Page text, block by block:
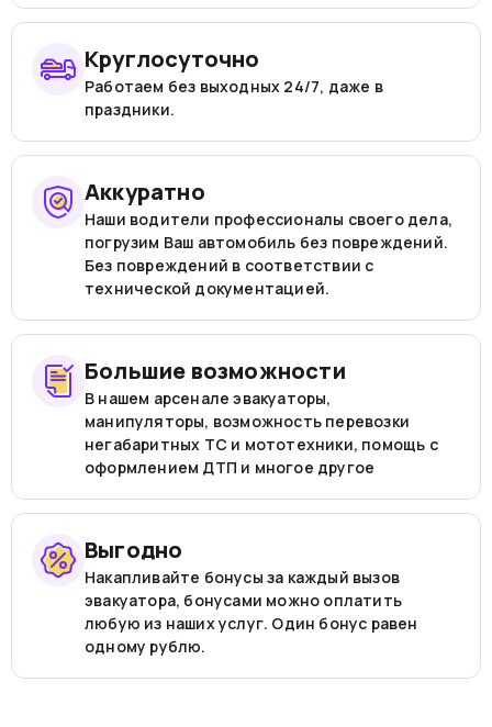
Круглосуточно
Работаем без выходных 24/7, даже в
праздники.
Аккуратно
Наши водители профессионалы своего дела,
погрузим Ваш автомобиль без повреждений.
Без повреждений в соответствии с
технической документацией.
Большие возможности
В нашем арсенале эвакуаторы,
манипуляторы, возможность перевозки
негабаритных ТС и мототехники, помощь с
оформлением ДТП и многое другое
Выгодно
Накапливайте бонусы за каждый вызов
эвакуатора, бонусами можно оплатить
любую из наших услуг. Один бонус равен
одному рублю.